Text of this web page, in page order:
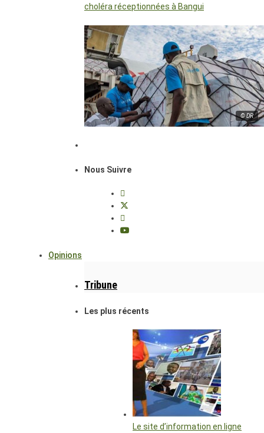
choléra réceptionnées à Bangui
© DR
Nous Suivre
Opinions
Tribune
Les plus récents
Le site d’information en ligne